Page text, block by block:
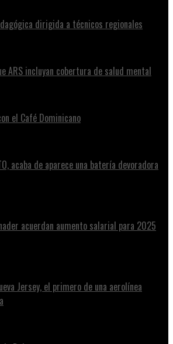
dirigida a técnicos regionales
ARS incluyan cobertura de salud mental
el Café Dominicano
acaba de aparece una batería devoradora
acuerdan aumento salarial para 2025
Jersey, el primero de una aerolínea